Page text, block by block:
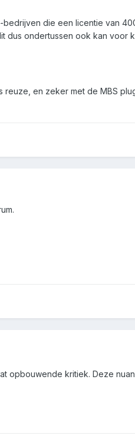
die een licentie van
ondertussen ook kan voor
en zeker met de MBS
opbouwende kritiek. Deze